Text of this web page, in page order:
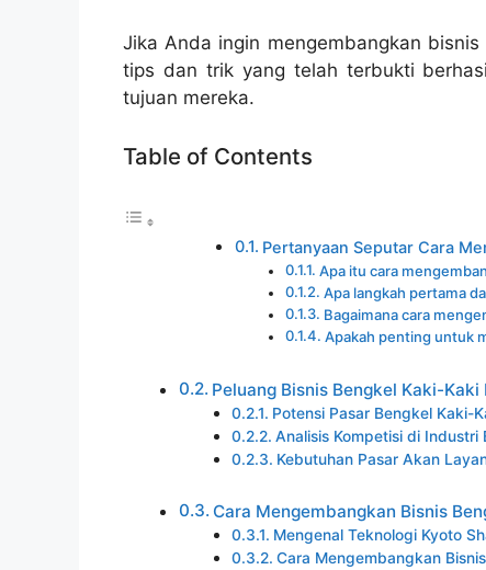
Jika Anda ingin mengembangkan
tips dan trik yang telah terbukti
tujuan mereka.
Table of Contents
Pertanyaan Seputar Cara
Apa itu cara
Apa langkah pertama
Bagaimana cara
Apakah penting untuk
Peluang Bisnis Bengkel Kaki-
Potensi Pasar Bengkel Kaki-
Analisis Kompetisi di Industri
Kebutuhan Pasar Akan
Cara Mengembangkan Bisnis
Mengenal Teknologi Kyoto
Cara Mengembangkan